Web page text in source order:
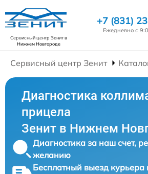
Сервисный центр Зенитв
Нижнем Новгороде
+7 (831)
Ежедневно с
Сервисный центр Зенит
Диагностика
прицела
Зенит в Нижнем
Диагностика за наш счет,
желанию
Бесплатный выезд курьера